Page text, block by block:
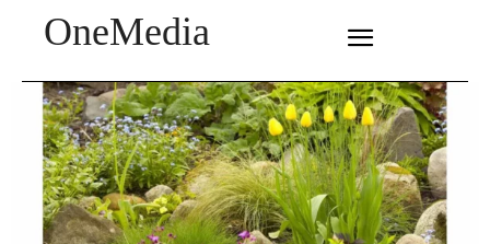
OneMedia